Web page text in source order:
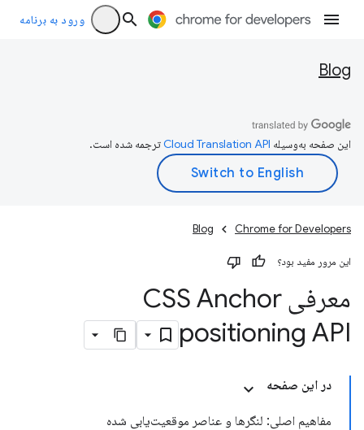
ورود به برنامه
Blog
این صفحه به‌وسیله ترجمه شده است.
Chrome for Developers
Blog
این مرور مفید بود؟
معرفی CSS Anchor
positioning API
در این صفحه
مفاهیم اصلی: لنگرها و عناصر موقعیت‌یابی شده